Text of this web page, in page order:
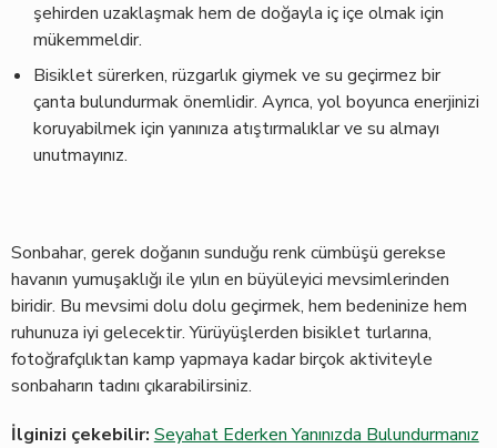
şehirden uzaklaşmak hem de doğayla iç içe olmak için
mükemmeldir.
Bisiklet sürerken, rüzgarlık giymek ve su geçirmez bir
çanta bulundurmak önemlidir. Ayrıca, yol boyunca enerjinizi
koruyabilmek için yanınıza atıştırmalıklar ve su almayı
unutmayınız.
Sonbahar, gerek doğanın sunduğu renk cümbüşü gerekse
havanın yumuşaklığı ile yılın en büyüleyici mevsimlerinden
biridir. Bu mevsimi dolu dolu geçirmek, hem bedeninize hem
ruhunuza iyi gelecektir. Yürüyüşlerden bisiklet turlarına,
fotoğrafçılıktan kamp yapmaya kadar birçok aktiviteyle
sonbaharın tadını çıkarabilirsiniz.
İlginizi çekebilir: Seyahat Ederken Yanınızda Bulundurmanız